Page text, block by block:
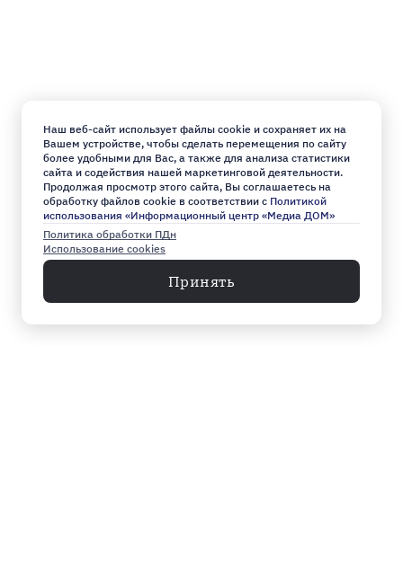
Наш веб-сайт использует файлы cookie и сохраняет их на
Вашем устройстве, чтобы сделать перемещения по сайту
более удобными для Вас, а также для анализа статистики
сайта и содействия нашей маркетинговой деятельности.
Продолжая просмотр этого сайта, Вы соглашаетесь на
обработку файлов cookie в соответствии с Политикой
использования «Информационный центр «Медиа ДОМ»
Политика обработки ПДн
Использование cookies
Принять